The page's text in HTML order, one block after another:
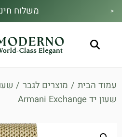
< משלוח
מתנה מיוחדת
הנחה!בהקשת
עמוד הבית / מוצרים לגבר /
שעון יד Armani Exchange